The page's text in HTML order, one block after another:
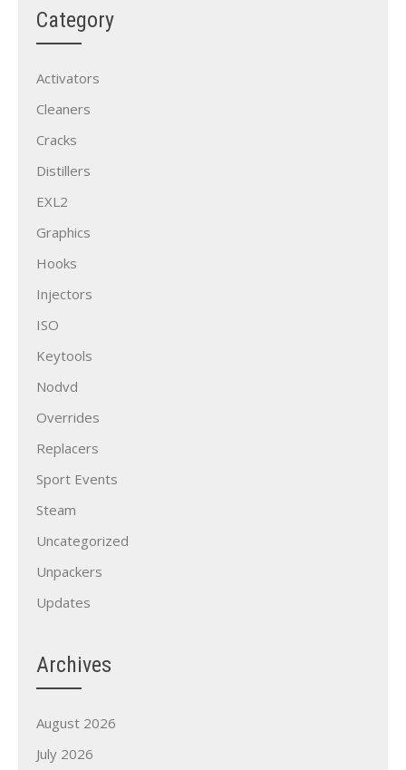
Category
Activators
Cleaners
Cracks
Distillers
EXL2
Graphics
Hooks
Injectors
ISO
Keytools
Nodvd
Overrides
Replacers
Sport Events
Steam
Uncategorized
Unpackers
Updates
Archives
August 2026
July 2026